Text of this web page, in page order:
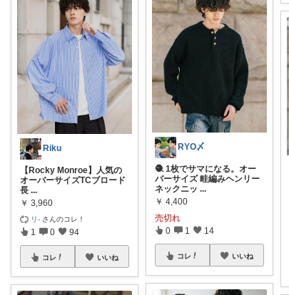
Riku
【Rocky Monroe】人気の
オーバーサイズTCブロード
長 ...
￥ 3,960
リ- さんのコレ！
1 0 94
コレ いいね
RYO〆
🧶 1枚でサマになる。オー
バーサイズ 畦編みヘンリー
ネックニッ ...
￥ 4,400
売切れ
0 1 14
コレ いいね